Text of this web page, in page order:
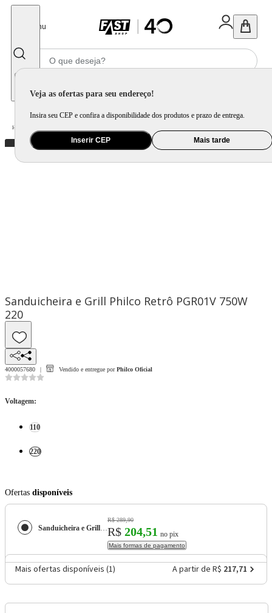
Menu
Veja as ofertas para seu endereço!
Insira seu CEP e confira a disponibilidade dos produtos e prazo de entrega.
Inserir CEP Mais tarde
Home
Sanduicheira e Grill Philco Retrô PGR01V 750W
220
4000057680 Vendido e entregue por Philco Oficial
Voltagem:
110
220
Ofertas disponíveis
Sanduicheira e Grill Philco Retrô PGR01V 750W
R$ 289,90
R$ 204,51 no pix
Mais formas de pagamento
Mais ofertas disponíveis (1) A partir de R$ 217,71